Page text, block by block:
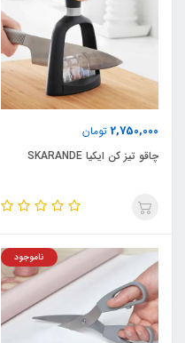
2,750,000 تومان
چاقو تیز کن ایکیا SKARANDE
ناموجود